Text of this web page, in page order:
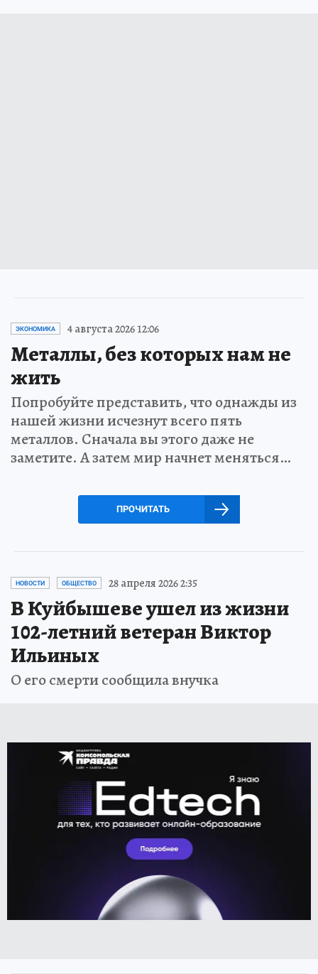
ЭКОНОМИКА 4 августа 2026 12:06
Металлы, без которых нам не
жить
Попробуйте представить, что однажды из
нашей жизни исчезнут всего пять
металлов. Сначала вы этого даже не
заметите. А затем мир начнет меняться…
ПРОЧИТАТЬ
НОВОСТИ ОБЩЕСТВО 28 апреля 2026 2:35
В Куйбышеве ушел из жизни
102-летний ветеран Виктор
Ильиных
О его смерти сообщила внучка